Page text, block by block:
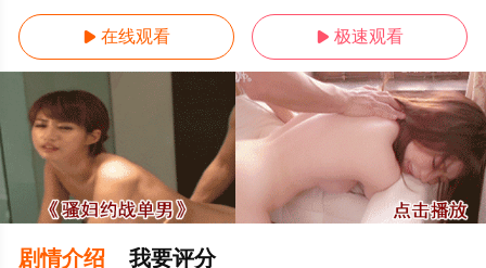
 在线观看  极速观看
剧情介绍 我要评分